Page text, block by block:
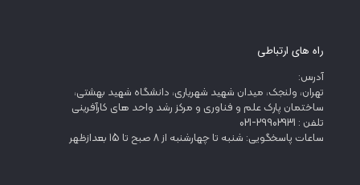
راه های ارتباطی
آدرس:
تهران، ولنجک، میدان شهید شهریاری، دانشگاه شهید بهشتی،
ساختمان پارک علم و فناوری و مرکز رشد واحد های کارآفرینی
تلفن : 29902931-021
ساعات پاسخگویی: شنبه تا چهارشنبه از 8 صبح تا 15 بعدازظهر